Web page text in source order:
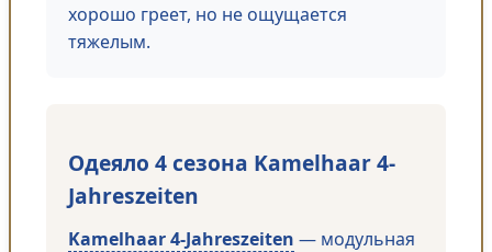
хорошо греет, но не ощущается
тяжелым.
Одеяло 4 сезона Kamelhaar 4-
Jahreszeiten
Kamelhaar 4-Jahreszeiten — модульная